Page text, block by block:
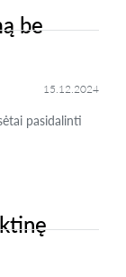
be
15.12.2024
pasidalinti